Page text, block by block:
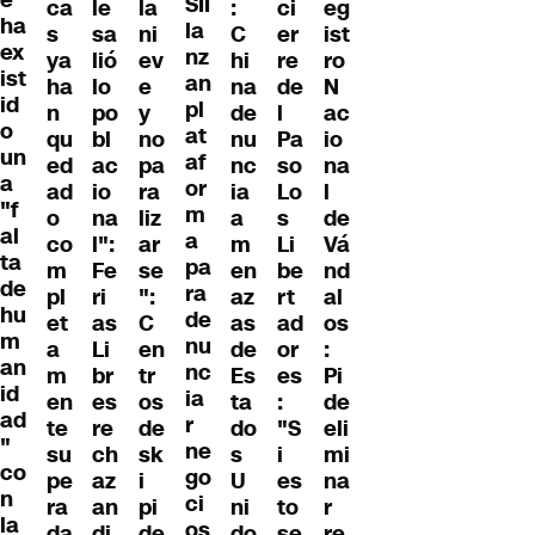
ha
ex
ist
id
o
un
a
"f
al
ta
de
hu
m
an
id
ad
"
co
n
la
ca
s
ya
ha
n
qu
ed
ad
o
co
m
pl
et
a
m
en
te
su
pe
ra
le
sa
lió
lo
po
bl
ac
io
na
l":
Fe
ri
as
Li
br
es
re
ch
az
an
la
ni
ev
e
y
no
pa
ra
liz
ar
se
":
C
en
tr
os
de
sk
i
pi
la
nz
an
pl
at
af
or
m
a
pa
ra
de
nu
nc
ia
r
ne
go
ci
:
C
hi
na
de
nu
nc
ia
a
m
en
az
as
de
Es
ta
do
s
U
ni
ci
er
re
de
l
Pa
so
Lo
s
Li
be
rt
ad
or
es
:
"S
i
es
to
eg
ist
ro
N
ac
io
na
l
de
Vá
nd
al
os
:
Pi
de
eli
mi
na
r